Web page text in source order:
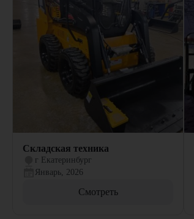
Складская техника
г Екатеринбург
Январь, 2026
Смотреть